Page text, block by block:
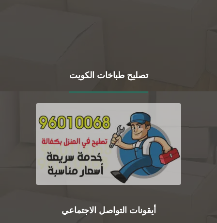
تصليح طباخات الكويت
أيقونات التواصل الاجتماعي